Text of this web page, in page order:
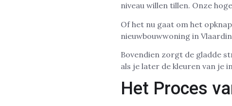
niveau willen tillen. Onze
Of het nu gaat om het
nieuwbouwwoning in
Bovendien zorgt de gladde
als je later de kleuren van je
Het Proces